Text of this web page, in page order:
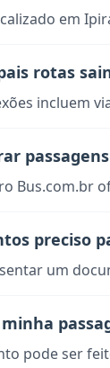
em
rotas
incluem
Bus.com.br
preciso
um
pode ser